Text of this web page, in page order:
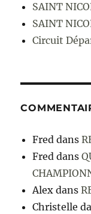
SAINT
SAINT
Circuit
Fred dans
Fred dans
Alex dans
Christelle